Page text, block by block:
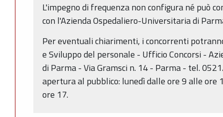
L'impegno di frequenza non configura né può
con l'Azienda Ospedaliero-Universitaria di
Per eventuali chiarimenti, i concorrenti
e Sviluppo del personale - Ufficio Concorsi -
di Parma - Via Gramsci n. 14 - Parma - tel.
apertura al pubblico: lunedì dalle ore 9 alle ore
ore 17.